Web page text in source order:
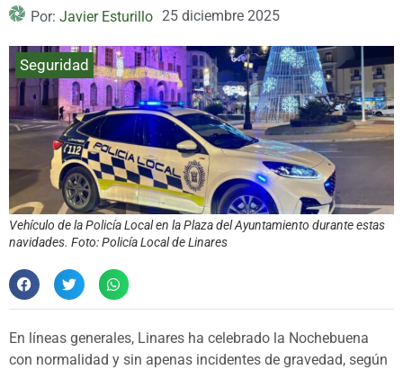
Por: Javier Esturillo 25 diciembre 2025
Seguridad
Vehículo de la Policía Local en la Plaza del Ayuntamiento durante estas
navidades. Foto: Policía Local de Linares
En líneas generales, Linares ha celebrado la Nochebuena
con normalidad y sin apenas incidentes de gravedad, según